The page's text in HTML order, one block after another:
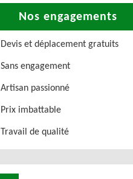
Nos engagements
Devis et déplacement gratuits
Sans engagement
Artisan passionné
Prix imbattable
Travail de qualité